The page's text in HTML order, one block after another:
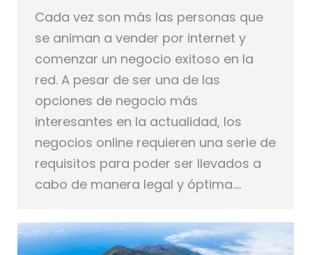
Cada vez son más las personas que
se animan a vender por internet y
comenzar un negocio exitoso en la
red. A pesar de ser una de las
opciones de negocio más
interesantes en la actualidad, los
negocios online requieren una serie de
requisitos para poder ser llevados a
cabo de manera legal y óptima.…